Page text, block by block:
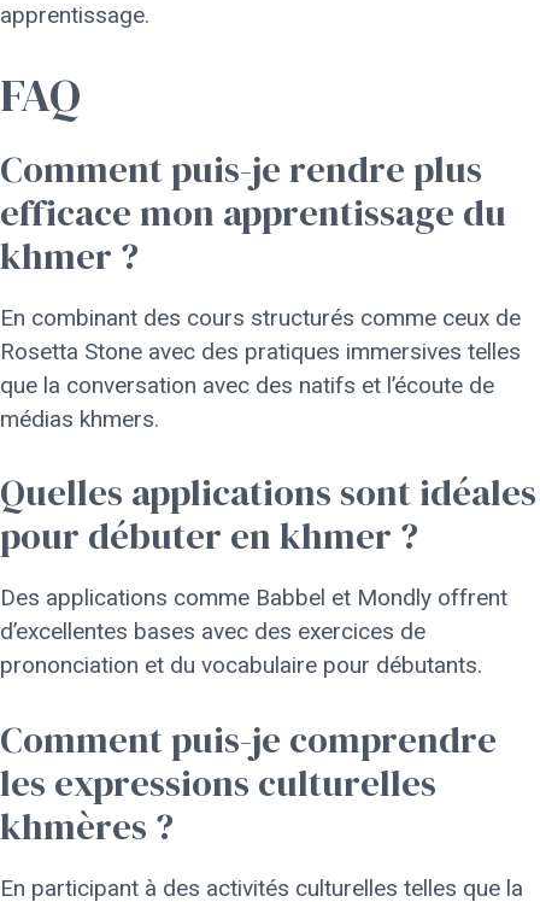
apprentissage.
FAQ
Comment puis-je rendre plus
efficace mon apprentissage du
khmer ?
En combinant des cours structurés comme ceux de
Rosetta Stone avec des pratiques immersives telles
que la conversation avec des natifs et l’écoute de
médias khmers.
Quelles applications sont idéales
pour débuter en khmer ?
Des applications comme Babbel et Mondly offrent
d’excellentes bases avec des exercices de
prononciation et du vocabulaire pour débutants.
Comment puis-je comprendre
les expressions culturelles
khmères ?
En participant à des activités culturelles telles que la